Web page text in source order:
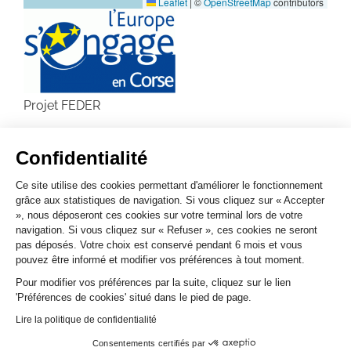
Confidentialité
Ce site utilise des cookies permettant d'améliorer le fonctionnement
grâce aux statistiques de navigation. Si vous cliquez sur « Accepter
», nous déposeront ces cookies sur votre terminal lors de votre
navigation. Si vous cliquez sur « Refuser », ces cookies ne seront
pas déposés. Votre choix est conservé pendant 6 mois et vous
pouvez être informé et modifier vos préférences à tout moment.
Pour modifier vos préférences par la suite, cliquez sur le lien
'Préférences de cookies' situé dans le pied de page.
Lire la politique de confidentialité
Consentements certifiés par
Projet FEDER
PARTAGER SUR
MENTIONS LÉGALESPOLITIQUE DE CONFIDENTIALITÉ